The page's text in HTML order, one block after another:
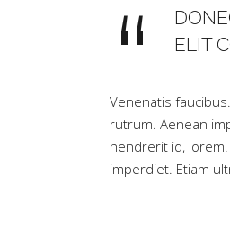
ELIT
Venenatis
rutrum. Aenean
hendrerit id,
imperdiet. Etiam